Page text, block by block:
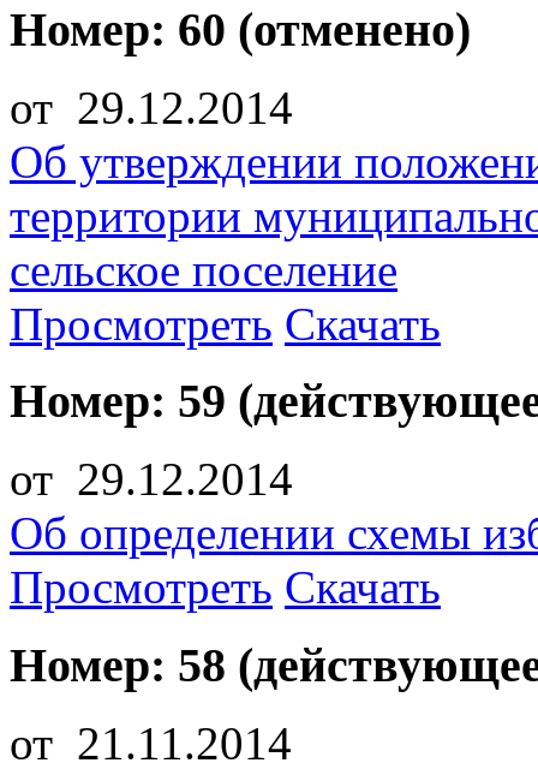
Номер: 60 (отменено)
от 29.12.2014
Об утверждении
территории
сельское поселение
Просмотреть Скачать
Номер: 59
от 29.12.2014
Об определении схемы
Просмотреть Скачать
Номер: 58
от 21.11.2014